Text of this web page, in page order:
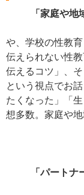
「家庭や地
や、学校の性教
伝えられない性
伝えるコツ」、
という視点でお
たくなった」「
想多数。家庭や
「パートナ